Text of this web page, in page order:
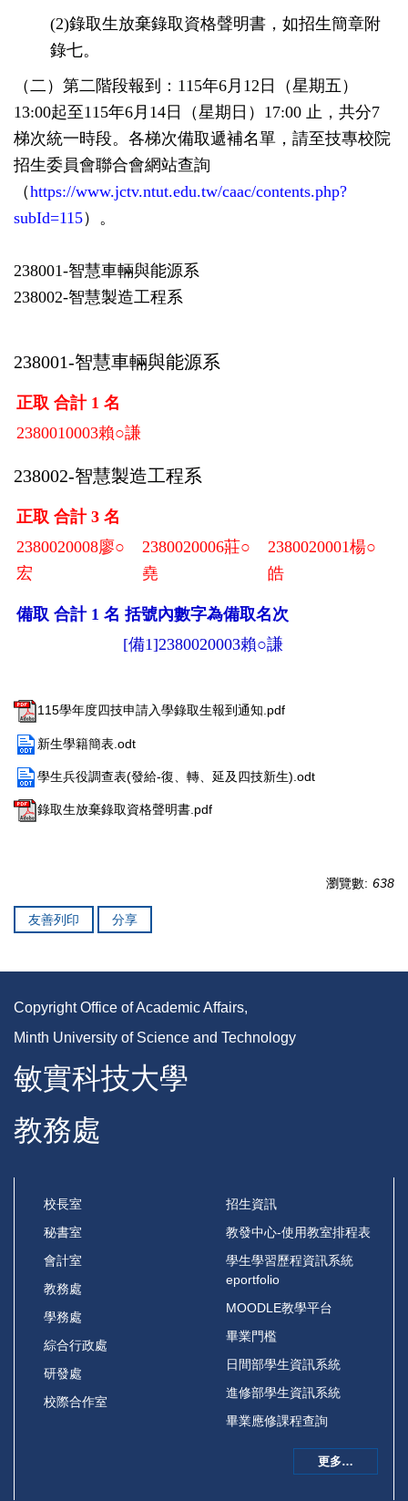
(2)錄取生放棄錄取資格聲明書，如招生簡章附
錄七。
（二）第二階段報到：115年6月12日（星期五）
13:00起至115年6月14日（星期日）17:00 止，共分7
梯次統一時段。各梯次備取遞補名單，請至技專校院
招生委員會聯合會網站查詢
（https://www.jctv.ntut.edu.tw/caac/contents.php?
subId=115）。
238001-智慧車輛與能源系
238002-智慧製造工程系
238001-智慧車輛與能源系
正取 合計 1 名
2380010003賴○謙
238002-智慧製造工程系
正取 合計 3 名
2380020008廖○
宏
2380020006莊○
堯
2380020001楊○
皓
備取 合計 1 名 括號內數字為備取名次
[備1]2380020003賴○謙
115學年度四技申請入學錄取生報到通知.pdf
新生學籍簡表.odt
學生兵役調查表(發給-復、轉、延及四技新生).odt
錄取生放棄錄取資格聲明書.pdf
瀏覽數: 638
友善列印 分享
Copyright Office of Academic Affairs,
Minth University of Science and Technology
敏實科技大學
教務處
校長室
秘書室
會計室
教務處
學務處
綜合行政處
研發處
校際合作室
招生資訊
教發中心-使用教室排程表
學生學習歷程資訊系統
eportfolio
MOODLE教學平台
畢業門檻
日間部學生資訊系統
進修部學生資訊系統
畢業應修課程查詢
更多…